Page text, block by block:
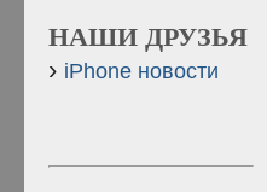
НАШИ ДРУЗЬЯ
iPhone новости